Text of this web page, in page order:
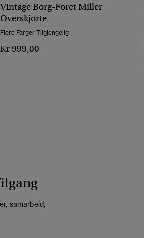
Vintage Borg-Foret Miller
Overskjorte
Flere Farger Tilgjengelig
Kr 999,00
samarbeid,